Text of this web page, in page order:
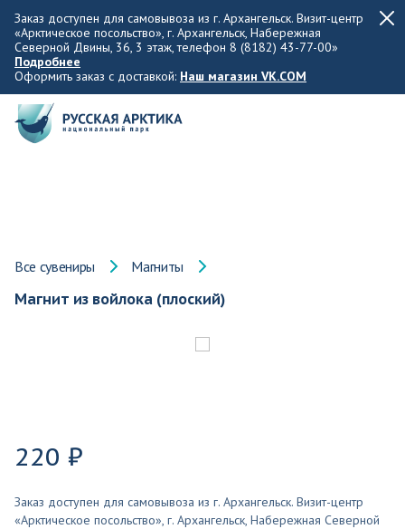
Заказ доступен для самовывоза из г. Архангельск. Визит-центр
«Арктическое посольство», г. Архангельск, Набережная
Северной Двины, 36, 3 этаж, телефон 8 (8182) 43-77-00»
Подробнее
Оформить заказ с доставкой: Наш магазин VK.COM
Все сувениры
Магниты
Магнит из войлока (плоский)
220 ₽
Заказ доступен для самовывоза из г. Архангельск. Визит-центр
«Арктическое посольство», г. Архангельск, Набережная Северной